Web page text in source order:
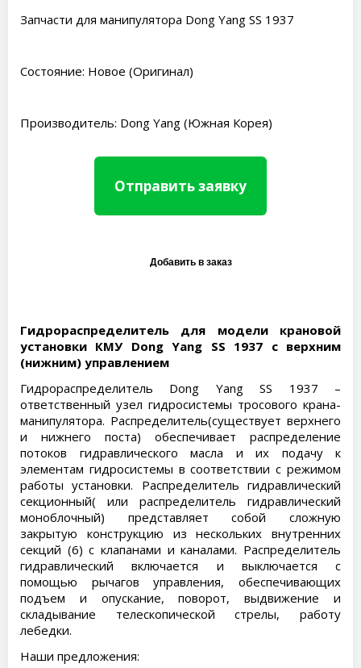
Запчасти для манипулятора Dong Yang SS 1937
Состояние: Новое (Оригинал)
Производитель: Dong Yang (Южная Корея)
Отправить заявку
Гидрораспределитель для модели крановой
установки КМУ Dong Yang SS 1937 с верхним
(нижним) управлением
Гидрораспределитель Dong Yang SS 1937 –
ответственный узел гидросистемы тросового крана-
манипулятора. Распределитель(существует верхнего
и нижнего поста) обеспечивает распределение
потоков гидравлического масла и их подачу к
элементам гидросистемы в соответствии с режимом
работы установки. Распределитель гидравлический
секционный( или распределитель гидравлический
моноблочный) представляет собой сложную
закрытую конструкцию из нескольких внутренних
секций (6) с клапанами и каналами. Распределитель
гидравлический включается и выключается с
помощью рычагов управления, обеспечивающих
подъем и опускание, поворот, выдвижение и
складывание телескопической стрелы, работу
лебедки.
Наши предложения: